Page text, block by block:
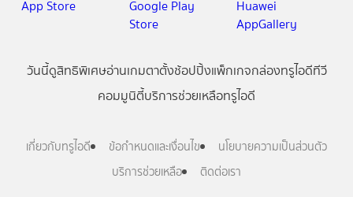
วันนี้ดูสิทธิพิเศษอ่านเกมตาตั้งช้อปปิ้งแพ็กเกจกล่องทรูไอดีทีวี
คอมมูนิตี้บริการช่วยเหลือทรูไอดี
เกี่ยวกับทรูไอดี ข้อกำหนดและเงื่อนไข
นโยบายความเป็นส่วนตัว
บริการช่วยเหลือ
ติดต่อเรา